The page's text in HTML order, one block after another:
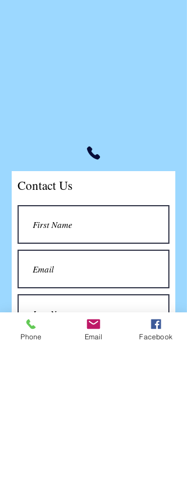
Contact Us
Phone Email Facebook